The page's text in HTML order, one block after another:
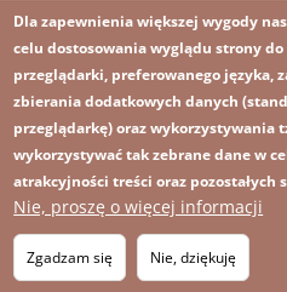
Dla zapewnienia większej wygody
celu dostosowania wyglądu strony
przeglądarki, preferowanego języka,
zbierania dodatkowych danych
przeglądarkę) oraz wykorzystywania
wykorzystywać tak zebrane dane w
atrakcyjności treści oraz pozostałych
Nie, proszę o więcej informacji
Zgadzam się Nie, dziękuję